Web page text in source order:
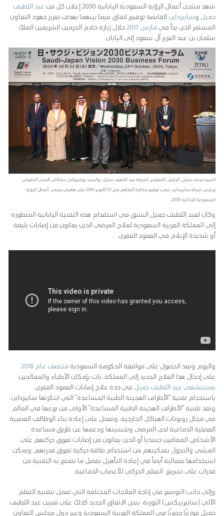
شهد منتدى أعمال الرؤية السعودية اليابانية 2030 إعلان كل من
عبد اللطيف
جميل وسايبرداين القابضة توقيع اتفاق فيما بينهما بهدف تعزيز جهود التعاون
المستمر الذي بدأ فيمارس 2017
خلال زيارة خادم الحرمين الشريفين الملك
سلمان بن عبد العزيز آل سعود إلى اليابان.
السيد محمد جميل، الرئيس التنفيذي لشركة عبد اللطيف جميل، والسيد يوشيوكي سناكاي، المدير التنفيذي
ورئيس شركة سايبرداين، عقب توقيع مذكرة التفاهم في 23 أكتوبر 2019 على هامش منتدى أعمال الرؤية
السعودية اليابانية 2030.
وكان لعبد اللطيف جميل السبق في استقدام هذه التقنية اليابانية المتطورة
إلى المملكة العربية السعودية لعلاج المرضى الذين يعانون من إصابات بليغة
أو شديدة الإيلام في العمود الفقري.
واليوم وبعد الحصول على موافقة الحكومة السعوديةمنتصف عام 2018
على إدخال هذا العلاج الجديد إلى المملكة، بات بإمكان الأطباء والمعالجين
بمستشفى عبد اللطيف جميل في جدة علاج إصابات العمود الفقري
باستخدام تقنية “الأطراف الهجينة الطبية المساعدة” التي ابتكرتها سايبرداين.
وتعد تقنية “الأطراف الهجينة الطبية المساعدة” الأولى من نوعها في العالم
في مجال روبوتات الهياكل الخارجية، وتعمل على إعادة بناء الوظائف العصبية
العضلية الدماغية لدى المرضى وتحسينها ودعمها عن طريق مساعدة
الأشخاص المعاقين جسديا أو الذين يعانون من إصابات تعوق حركتهم على
المشي والتجول بتمكينهم من استخدام طاقة حركية تفوق قدرتهم، ويمكن
استخدامها بفعالية أيضاً في إعادة التأهيل بفضل ما تتمتع به التقنية من
قدرات على تسريع التعلم الحركي للأعصاب الدماغية.
وإلى جانب التوسع في إتاحة العلاجات المختلفة التي تعمل بتقنية التعلم
الآلي (سايبرنيكس) الثورية، ينص الاتفاق الجديد كذلك على تعيين عبد اللطيف
جميل موزعًا حصريًا في المملكة العربية السعودية وعبر دول مجلس التعاون